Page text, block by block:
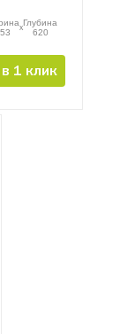
xГлубина
620
1 клик